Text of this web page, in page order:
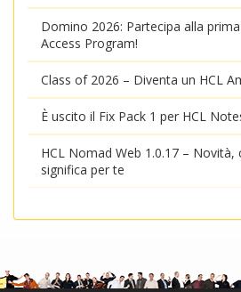
Domino 2026: Partecipa alla
Access Program!
Class of 2026 – Diventa un HCL
È uscito il Fix Pack 1 per HCL
HCL Nomad Web 1.0.17 – Novità,
significa per te